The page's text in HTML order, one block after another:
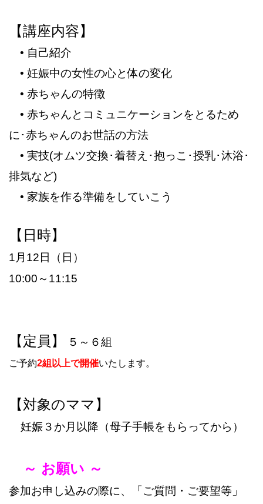
【講座内容】
• 自己紹介
• 妊娠中の女性の心と体の変化
• 赤ちゃんの特徴
• 赤ちゃんとコミュニケーションをとるため
に･赤ちゃんのお世話の方法
• 実技(オムツ交換･着替え･抱っこ･授乳･沐浴･
排気など)
• 家族を作る準備をしていこう
【日時】
1月12日（日）
10:00～11:15
【定員】 ５～６組
ご予約2組以上で開催いたします。
【対象のママ】
妊娠３か月以降（母子手帳をもらってから）
～ お願い ～
参加お申し込みの際に、「ご質問・ご要望等」